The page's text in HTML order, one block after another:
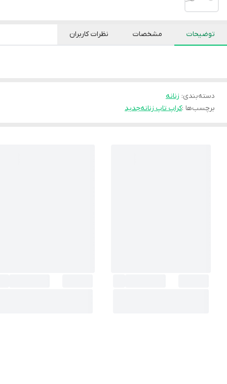
توضیحات مشخصات نظرات کاربران
دسته‌بندی: زنانه
برچسب‌ها :کراپ تاپ زنانهجدید